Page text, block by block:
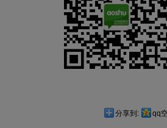
分享到: qq